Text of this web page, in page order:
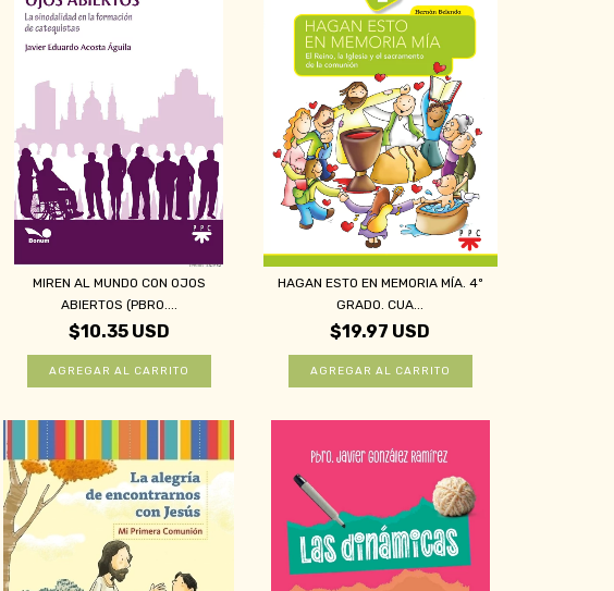
MIREN AL MUNDO CON OJOS
ABIERTOS (PBRO....
$10.35 USD
HAGAN ESTO EN MEMORIA MÍA. 4º
GRADO. CUA...
$19.97 USD